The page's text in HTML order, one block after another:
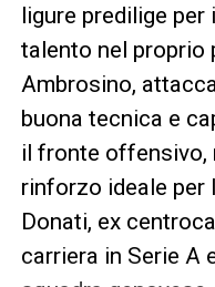
ligure predilige per
talento nel proprio
Ambrosino,
buona tecnica e
il fronte offensivo,
rinforzo ideale per
Donati, ex
carriera in Serie A